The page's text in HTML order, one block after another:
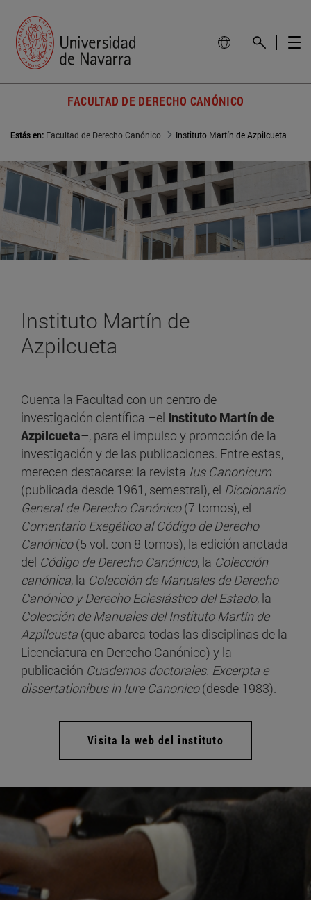
FACULTAD DE DERECHO CANÓNICO
Estás en: Facultad de Derecho Canónico Instituto Martín de Azpilcueta
Instituto Martín de
Azpilcueta
Cuenta la Facultad con un centro de
investigación científica –el Instituto Martín de
Azpilcueta–, para el impulso y promoción de la
investigación y de las publicaciones. Entre estas,
merecen destacarse: la revista Ius Canonicum
(publicada desde 1961, semestral), el Diccionario
General de Derecho Canónico(7 tomos), el
Comentario Exegético al Código de Derecho
Canónico(5 vol. con 8 tomos), la edición anotada
del Código de Derecho Canónico, la Colección
canónica, la Colección de Manuales de Derecho
Canónico y Derecho Eclesiástico del Estado, la
Colección de Manuales del Instituto Martín de
Azpilcueta (que abarca todas las disciplinas de la
Licenciatura en Derecho Canónico) y la
publicación Cuadernos doctorales. Excerpta e
dissertationibus in Iure Canonico(desde 1983).
Visita la web del instituto